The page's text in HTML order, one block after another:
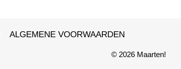
ALGEMENE VOORWAARDEN
© 2026 Maarten!